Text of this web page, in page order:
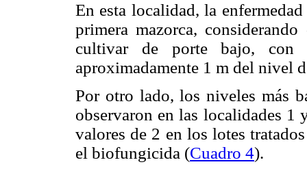
En esta localidad, la
primera mazorca,
cultivar de porte bajo, con
aproximadamente 1 m del nivel
Por otro lado, los niveles más
observaron en las localidades 1
valores de 2 en los lotes
el biofungicida (Cuadro 4).